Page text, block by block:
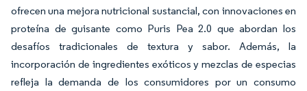
ofrecen una mejora nutricional sustancial, con innovaciones en
proteína de guisante como Puris Pea 2.0 que abordan los
desafíos tradicionales de textura y sabor. Además, la
incorporación de ingredientes exóticos y mezclas de especias
refleja la demanda de los consumidores por un consumo